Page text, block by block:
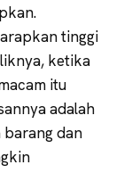
tinggi
ketika
itu
adalah
dan